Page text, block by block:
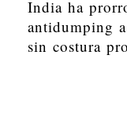
India ha
antidumping
sin costura